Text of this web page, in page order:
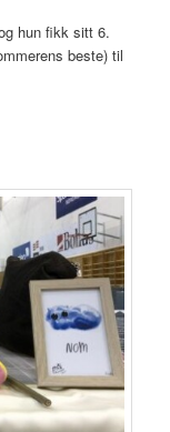
hun fikk sitt 6.
beste) til